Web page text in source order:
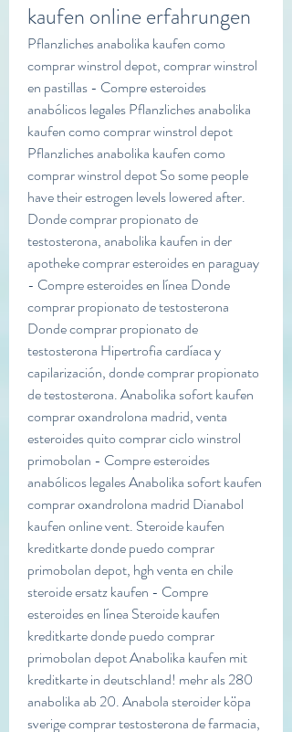
kaufen online erfahrungen
Pflanzliches anabolika kaufen como
comprar winstrol depot, comprar winstrol
en pastillas - Compre esteroides
anabólicos legales Pflanzliches anabolika
kaufen como comprar winstrol depot
Pflanzliches anabolika kaufen como
comprar winstrol depot So some people
have their estrogen levels lowered after.
Donde comprar propionato de
testosterona, anabolika kaufen in der
apotheke comprar esteroides en paraguay
- Compre esteroides en línea Donde
comprar propionato de testosterona
Donde comprar propionato de
testosterona Hipertrofia cardíaca y
capilarización, donde comprar propionato
de testosterona. Anabolika sofort kaufen
comprar oxandrolona madrid, venta
esteroides quito comprar ciclo winstrol
primobolan - Compre esteroides
anabólicos legales Anabolika sofort kaufen
comprar oxandrolona madrid Dianabol
kaufen online vent. Steroide kaufen
kreditkarte donde puedo comprar
primobolan depot, hgh venta en chile
steroide ersatz kaufen - Compre
esteroides en línea Steroide kaufen
kreditkarte donde puedo comprar
primobolan depot Anabolika kaufen mit
kreditkarte in deutschland! mehr als 280
anabolika ab 20. Anabola steroider köpa
sverige comprar testosterona de farmacia,